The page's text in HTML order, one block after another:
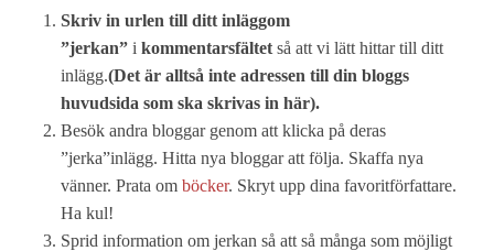
Skriv in urlen till ditt inläggom
”jerkan” i kommentarsfältet så att vi lätt hittar till ditt
inlägg.(Det är alltså inte adressen till din bloggs
huvudsida som ska skrivas in här).
Besök andra bloggar genom att klicka på deras
”jerka”inlägg. Hitta nya bloggar att följa. Skaffa nya
vänner. Prata om böcker. Skryt upp dina favoritförfattare.
Ha kul!
Sprid information om jerkan så att så många som möjligt